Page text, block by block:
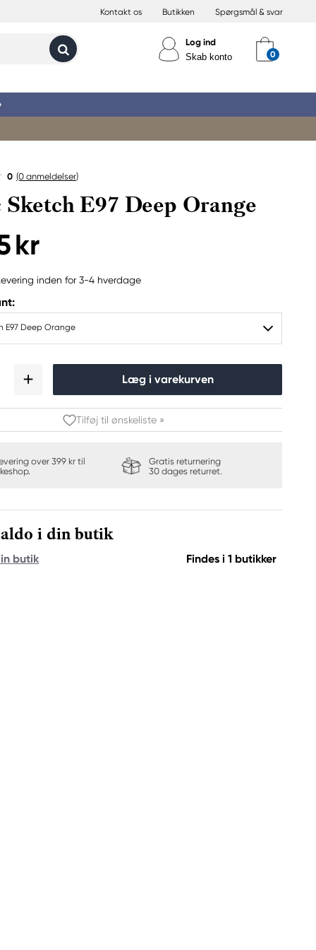
Kontakt os Butikken Spørgsmål & svar
Log ind
Skab konto
0 (0 anmeldelser)
E97 Deep Orange
kr
inden for 3-4 hverdage
E97 Deep Orange
Læg i varekurven
Tilføj til ønskeliste »
over 399 kr til
Gratis returnering
30 dages returret.
i din butik
butik Findes i 1 butikker